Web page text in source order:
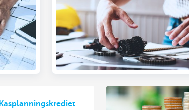
Kasplanningskrediet